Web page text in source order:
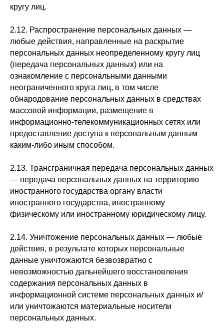
кругу лиц.
2.12. Распространение персональных данных —
любые действия, направленные на раскрытие
персональных данных неопределенному кругу лиц
(передача персональных данных) или на
ознакомление с персональными данными
неограниченного круга лиц, в том числе
обнародование персональных данных в средствах
массовой информации, размещение в
информационно-телекоммуникационных сетях или
предоставление доступа к персональным данным
каким-либо иным способом.
2.13. Трансграничная передача персональных данных
— передача персональных данных на территорию
иностранного государства органу власти
иностранного государства, иностранному
физическому или иностранному юридическому лицу.
2.14. Уничтожение персональных данных — любые
действия, в результате которых персональные
данные уничтожаются безвозвратно с
невозможностью дальнейшего восстановления
содержания персональных данных в
информационной системе персональных данных и/
или уничтожаются материальные носители
персональных данных.